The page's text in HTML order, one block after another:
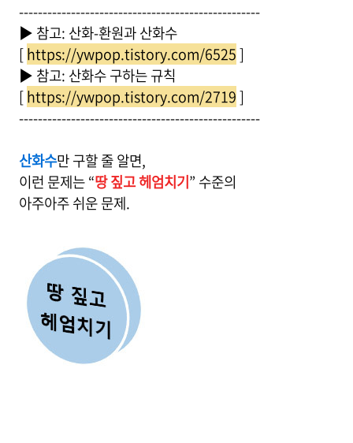
---------------------------------------------------
▶ 참고: 산화-환원과 산화수
[https://ywpop.tistory.com/6525]
▶ 참고: 산화수 구하는 규칙
[https://ywpop.tistory.com/2719]
---------------------------------------------------
산화수만 구할 줄 알면,
이런 문제는 “땅 짚고 헤엄치기” 수준의
아주아주 쉬운 문제.